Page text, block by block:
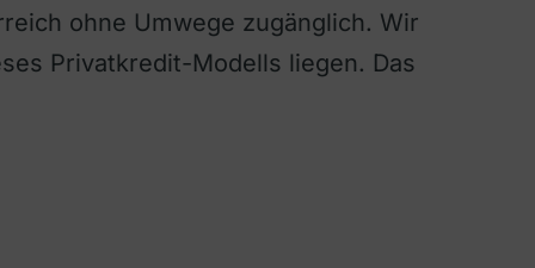
ohne Umwege zugänglich. Wir
Privatkredit-Modells liegen. Das